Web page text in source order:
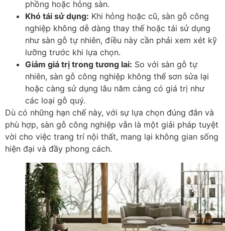
phồng hoặc hỏng sàn.
Khó tái sử dụng: Khi hỏng hoặc cũ, sàn gỗ công
nghiệp không dễ dàng thay thế hoặc tái sử dụng
như sàn gỗ tự nhiên, điều này cần phải xem xét kỹ
lưỡng trước khi lựa chọn.
Giảm giá trị trong tương lai: So với sàn gỗ tự
nhiên, sàn gỗ công nghiệp không thể sơn sửa lại
hoặc càng sử dụng lâu năm càng có giá trị như
các loại gỗ quý.
Dù có những hạn chế này, với sự lựa chọn đúng đắn và
phù hợp, sàn gỗ công nghiệp vẫn là một giải pháp tuyệt
vời cho việc trang trí nội thất, mang lại không gian sống
hiện đại và đầy phong cách.